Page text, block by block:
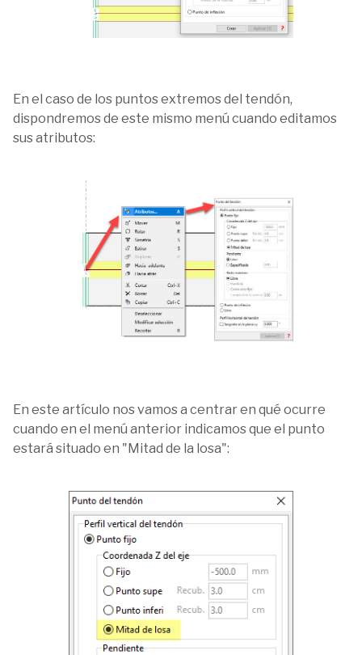
En el caso de los puntos extremos del tendón,
dispondremos de este mismo menú cuando editamos
sus atributos:
En este artículo nos vamos a centrar en qué ocurre
cuando en el menú anterior indicamos que el punto
estará situado en "Mitad de la losa":